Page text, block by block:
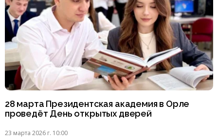
28 марта Президентская академия в Орле
проведёт День открытых дверей
23 марта 2026 г. 10:00